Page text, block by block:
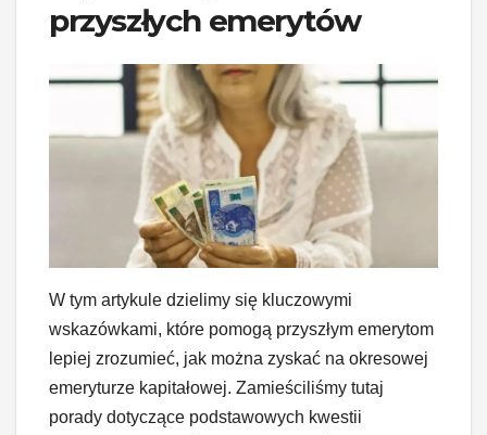
przyszłych emerytów
W tym artykule dzielimy się kluczowymi
wskazówkami, które pomogą przyszłym emerytom
lepiej zrozumieć, jak można zyskać na okresowej
emeryturze kapitałowej. Zamieściliśmy tutaj
porady dotyczące podstawowych kwestii